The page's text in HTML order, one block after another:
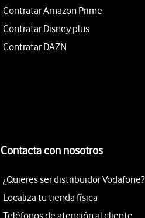
Contratar Amazon Prime
Contratar Disney plus
Contratar DAZN
Contacta con nosotros
¿Quieres ser distribuidor Vodafone?
Localiza tu tienda física
Teléfonos de atención al cliente